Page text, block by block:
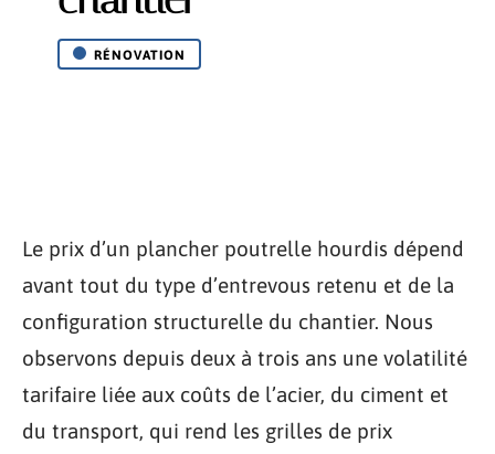
RÉNOVATION
Le prix d’un plancher poutrelle hourdis dépend
avant tout du type d’entrevous retenu et de la
configuration structurelle du chantier. Nous
observons depuis deux à trois ans une volatilité
tarifaire liée aux coûts de l’acier, du ciment et
du transport, qui rend les grilles de prix